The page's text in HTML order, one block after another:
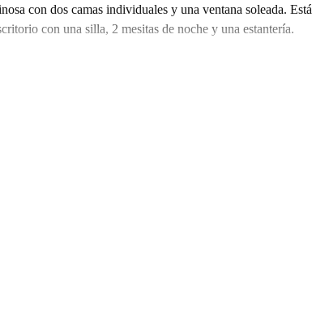
Cinese Nuova Città. Cerca encontrarás supermercados
entre los lugares de interés destacan el Monte Sacro y el
con dos camas individuales y una ventana soleada. Está
con una silla, 2 mesitas de noche y una estantería.